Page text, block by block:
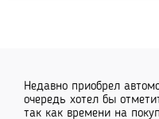
Недавно приобрел
очередь хотел бы
так как времени на